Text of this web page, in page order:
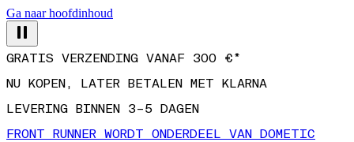
Ga naar hoofdinhoud
NU KOPEN, LATER BETALEN MET KLARNA
LEVERING BINNEN 3–5 DAGEN
FRONT RUNNER WORDT ONDERDEEL VAN DOMETIC
GRATIS VERZENDING VANAF 300 €*